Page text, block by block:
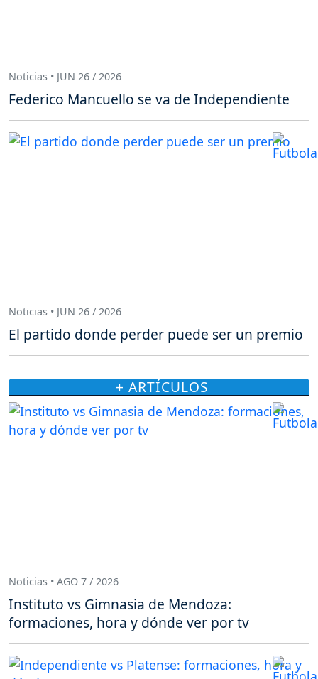
Noticias • JUN 26 / 2026
Federico Mancuello se va de Independiente
Noticias • JUN 26 / 2026
El partido donde perder puede ser un premio
+ ARTÍCULOS
Noticias • AGO 7 / 2026
Instituto vs Gimnasia de Mendoza:
formaciones, hora y dónde ver por tv